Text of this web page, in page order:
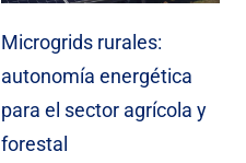
Microgrids rurales:
autonomía energética
para el sector agrícola y
forestal